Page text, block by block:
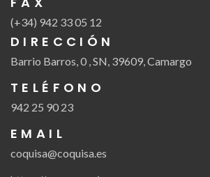
(+34) 942 33 05 12
DIRECCIÓN
Barrio Barros, 0 , SN, 39609, Camargo
TELÉFONO
942 25 90 23
EMAIL
coquisa@coquisa.es